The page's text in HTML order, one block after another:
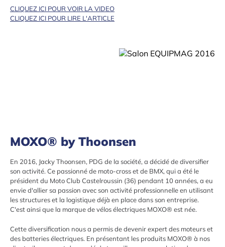
CLIQUEZ ICI POUR VOIR LA VIDEO
CLIQUEZ ICI POUR LIRE L'ARTICLE
MOXO® by Thoonsen
En 2016, Jacky Thoonsen, PDG de la société, a décidé de diversifier
son activité. Ce passionné de moto-cross et de BMX, qui a été le
président du Moto Club Castelroussin (36) pendant 10 années, a eu
envie d'allier sa passion avec son activité professionnelle en utilisant
les structures et la logistique déjà en place dans son entreprise.
C'est ainsi que la marque de vélos électriques MOXO® est née.
Cette diversification nous a permis de devenir expert des moteurs et
des batteries électriques. En présentant les produits MOXO® à nos